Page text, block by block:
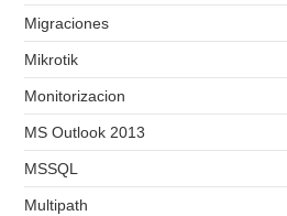
Migraciones
Mikrotik
Monitorizacion
MS Outlook 2013
MSSQL
Multipath